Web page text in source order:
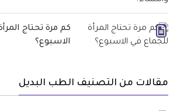
كم مرة تحتاج
الاسبوع؟
مقالات من التصنيف الطب البديل